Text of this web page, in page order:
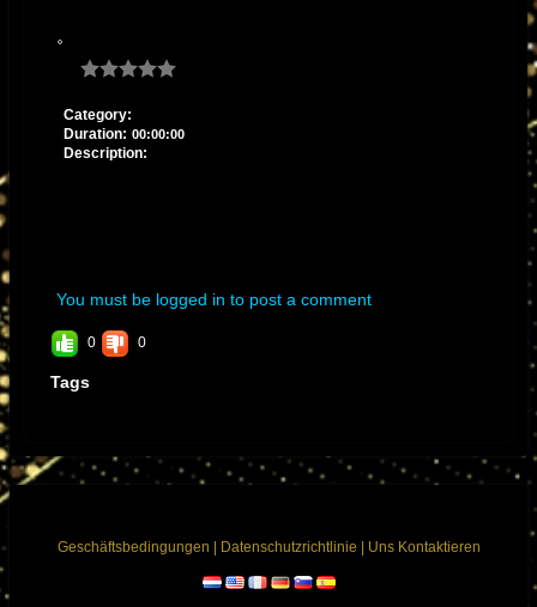
Category:
Duration: 00:00:00
Description:
You must be logged in to post a comment
0 0
Tags
Geschäftsbedingungen | Datenschutzrichtlinie | Uns Kontaktieren